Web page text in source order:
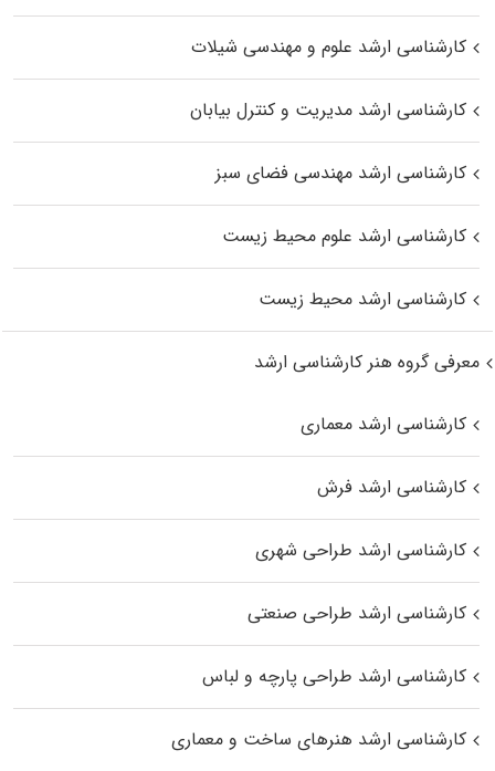
کارشناسی ارشد علوم و مهندسی شیلات
کارشناسی ارشد مدیریت و کنترل بیابان
کارشناسی ارشد مهندسی فضای سبز
کارشناسی ارشد علوم محیط‌ زیست
کارشناسی ارشد محیط زیست
معرفی گروه هنر کارشناسی ارشد
کارشناسی ارشد معماری
کارشناسی ارشد فرش
کارشناسی ارشد طراحی شهری
کارشناسی ارشد طراحی صنعتی
کارشناسی ارشد طراحی پارچه و لباس
کارشناسی ارشد هنرهای ساخت و معماری